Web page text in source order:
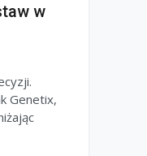
w
Genetix,